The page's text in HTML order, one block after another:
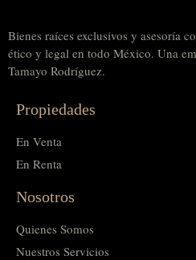
Bienes raíces exclusivos y asesoría
ético y legal en todo México. Una
Tamayo Rodríguez.
Propiedades
En Venta
En Renta
Nosotros
Quienes Somos
Nuestros Servicios